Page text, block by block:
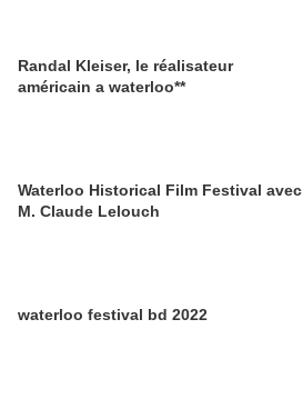
Randal Kleiser, le réalisateur
américain a waterloo**
Waterloo Historical Film Festival avec
M. Claude Lelouch
waterloo festival bd 2022